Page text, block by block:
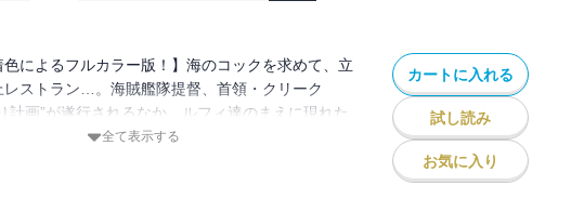
色によるフルカラー版！】海のコックを求めて、立
レストラン…。海賊艦隊提督、首領・クリーク
計画”が遂行されるなか、ルフィ達のまえに現れた
ひとつなぎの大秘宝（ワンピース）”を巡る海洋冒
全て表示する
カートに入れる
試し読み
お気に入り